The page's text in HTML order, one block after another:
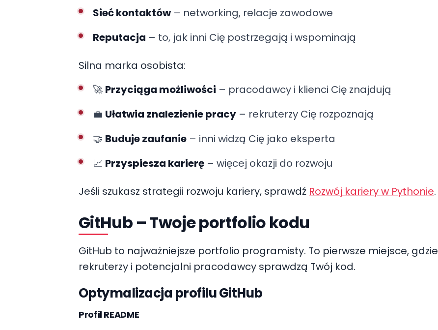
Sieć kontaktów– networking, relacje zawodowe
Reputacja – to, jak inni Cię postrzegają i wspominają
Silna marka osobista:
🚀 Przyciąga możliwości – pracodawcy i klienci Cię znajdują
💼 Ułatwia znalezienie pracy– rekruterzy Cię rozpoznają
🤝 Buduje zaufanie– inni widzą Cię jako eksperta
📈 Przyspiesza karierę– więcej okazji do rozwoju
Jeśli szukasz strategii rozwoju kariery, sprawdź Rozwój kariery w Pythonie.
GitHub – Twoje portfolio kodu
GitHub to najważniejsze portfolio programisty. To pierwsze miejsce, gdzie
rekruterzy i potencjalni pracodawcy sprawdzą Twój kod.
Optymalizacja profilu GitHub
Profil README